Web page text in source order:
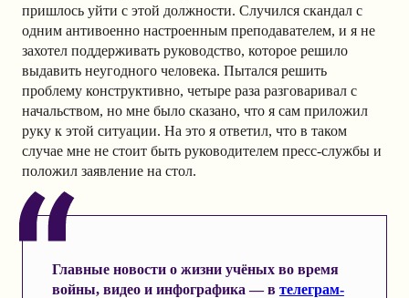
пришлось уйти с этой должности. Случился скандал с
одним антивоенно настроенным преподавателем, и я не
захотел поддерживать руководство, которое решило
выдавить неугодного человека. Пытался решить
проблему конструктивно, четыре раза разговаривал с
начальством, но мне было сказано, что я сам приложил
руку к этой ситуации. На это я ответил, что в таком
случае мне не стоит быть руководителем пресс-службы и
положил заявление на стол.
Главные новости о жизни учёных во время
войны, видео и инфографика — в телеграм-